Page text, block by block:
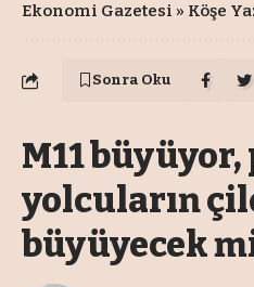
Ekonomi Gazetesi » Köşe
Sonra Oku
M11 büyüyor,
yolcuların
büyüyecek